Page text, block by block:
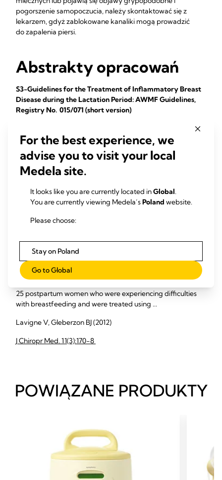
pogorszenie samopoczucia, należy skontaktować się z
lekarzem, gdyż zablokowane kanaliki mogą prowadzić
do zapalenia piersi.
Abstrakty opracowań
S3-Guidelines for the Treatment of Inflammatory Breast
Disease during the Lactation Period: AWMF Guidelines,
Registry No. 015/071 (short version)
Breastfeeding is widely acknowledged to be the best and
most complete form of nutrition for healthy infants born at
term and is associated with numerous ...
Jacobs A, Abou-Dakn M, Becker K, Both D, Gatermann S,
Gresens R, Groß M, Jochum F, Kühnert M, Rouw E, Scheele M,
Strauss A, Strempel AK, Vetter K, Wöckel A (2012)
Geburtshilfe Frauenheilkd. 73(12):1202-1208
Ultrasound as a treatment of mammary blocked duct
among 25 postpartum lactating women: a retrospective
case series
25 postpartum women who were experiencing difficulties
with breastfeeding and were treated using ...
Lavigne V, Gleberzon BJ (2012)
J Chiropr Med. 11(3):170-8
POWIĄZANE PRODUKTY
For the best experience, we
advise you to visit your local
Medela site.
It looks like you are currently located inGlobal.
You are currently viewing Medela’sPoland website.
Please choose:
Stay on Poland
Go to Global